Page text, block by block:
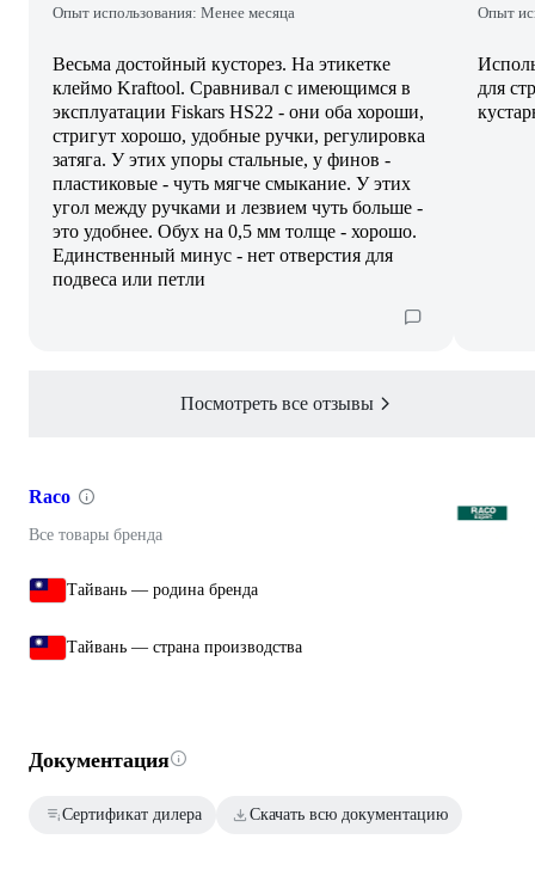
Опыт использования: Менее месяца
Весьма достойный кусторез. На этикетке
клеймо Kraftool. Сравнивал с имеющимся в
эксплуатации Fiskars HS22 - они оба хороши,
стригут хорошо, удобные ручки, регулировка
затяга. У этих упоры стальные, у финов -
пластиковые - чуть мягче смыкание. У этих
угол между ручками и лезвием чуть больше -
это удобнее. Обух на 0,5 мм толще - хорошо.
Единственный минус - нет отверстия для
подвеса или петли
Опыт
для
Посмотреть все отзывы
Raco
Все товары бренда
Тайвань — родина бренда
Тайвань — страна производства
Документация
Сертификат дилера Скачать всю документацию